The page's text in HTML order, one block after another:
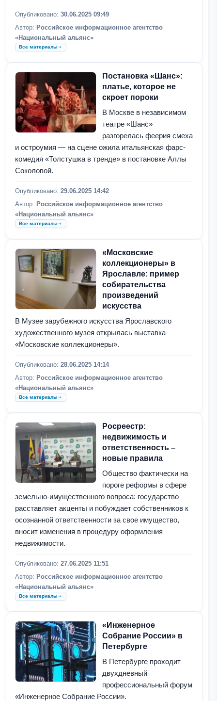
Опубликовано: 30.06.2025 09:49
Автор: Российское информационное агентство
«Национальный альянс»
Все материалы
Постановка «Шанс»:
платье, которое не
скроет пороки
В Москве в независимом
театре «Шанс»
разгорелась феерия смеха
и остроумия — на сцене ожила итальянская фарс-
комедия «Толстушка в тренде» в постановке Аллы
Соколовой.
Опубликовано: 29.06.2025 14:42
Автор: Российское информационное агентство
«Национальный альянс»
Все материалы
«Московские
коллекционеры» в
Ярославле: пример
собирательства
произведений
искусства
В Музее зарубежного искусства Ярославского
художественного музея открылась выставка
«Московские коллекционеры».
Опубликовано: 28.06.2025 14:14
Автор: Российское информационное агентство
«Национальный альянс»
Все материалы
Росреестр:
недвижимость и
ответственность –
новые правила
Общество фактически на
пороге реформы в сфере
земельно-имущественного вопроса: государство
расставляет акценты и побуждает собственников к
осознанной ответственности за свое имущество,
вносит изменения в процедуру оформления
недвижимости.
Опубликовано: 27.06.2025 11:51
Автор: Российское информационное агентство
«Национальный альянс»
Все материалы
«Инженерное
Собрание России» в
Петербурге
В Петербурге проходит
двухдневный
профессиональный форум
«Инженерное Собрание России».